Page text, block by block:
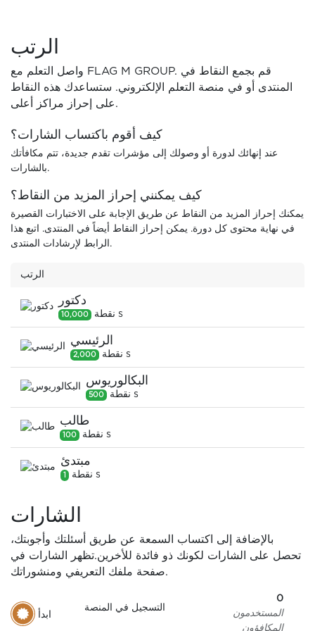
الرتب
واصل التعلم مع FLAG M GROUP. قم بجمع النقاط في
المنتدى أو في منصة التعلم الإلكتروني. ستساعدك هذه النقاط
على إحراز مراكز أعلى.
كيف أقوم باكتساب الشارات؟
عند إنهائك لدورة أو وصولك إلى مؤشرات تقدم جديدة، تتم مكافأتك
بالشارات.
كيف يمكنني إحراز المزيد من النقاط؟
يمكنك إحراز المزيد من النقاط عن طريق الإجابة على الاختبارات القصيرة
في نهاية محتوى كل دورة. يمكن إحراز النقاط أيضاً في المنتدى. اتبع هذا
الرابط لإرشادات المنتدى.
الرتب
دكتور
10,000 نقطةs
الرئيسي
2,000 نقطةs
البكالوريوس
500 نقطةs
طالب
100 نقطةs
مبتدئ
1 نقطةs
الشارات
بالإضافة إلى اكتساب السمعة عن طريق أسئلتك وأجوبتك،
تحصل على الشارات لكونك ذو فائدة للأخرين.تظهر الشارات في
صفحة ملفك التعريفي ومنشوراتك.
ابدأ التسجيل في المنصة
0
المستخدمون
المكافؤون